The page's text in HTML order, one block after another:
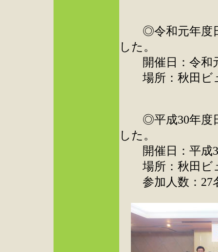
◎令和元年度日
した。
開催日：令和
場所：秋田ビ
◎平成30年度日
した。
開催日：平成
場所：秋田ビ
参加人数：27